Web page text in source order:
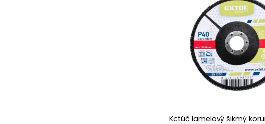
Kotúč lamelový šikmý